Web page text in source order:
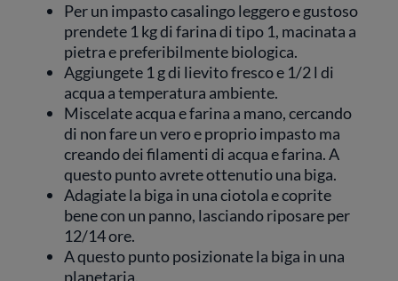
Per un impasto casalingo leggero e gustoso
prendete 1 kg di farina di tipo 1, macinata a
pietra e preferibilmente biologica.
Aggiungete 1 g di lievito fresco e 1/2 l di
acqua a temperatura ambiente.
Miscelate acqua e farina a mano, cercando
di non fare un vero e proprio impasto ma
creando dei filamenti di acqua e farina. A
questo punto avrete ottenutio una biga.
Adagiate la biga in una ciotola e coprite
bene con un panno, lasciando riposare per
12/14 ore.
A questo punto posizionate la biga in una
planetaria.